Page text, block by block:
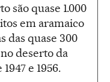
são quase 1.000
em aramaico
das quase 300
deserto da
e 1956.